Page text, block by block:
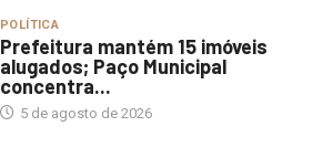
POLÍTICA
Prefeitura mantém 15 imóveis
alugados; Paço Municipal
concentra...
5 de agosto de 2026